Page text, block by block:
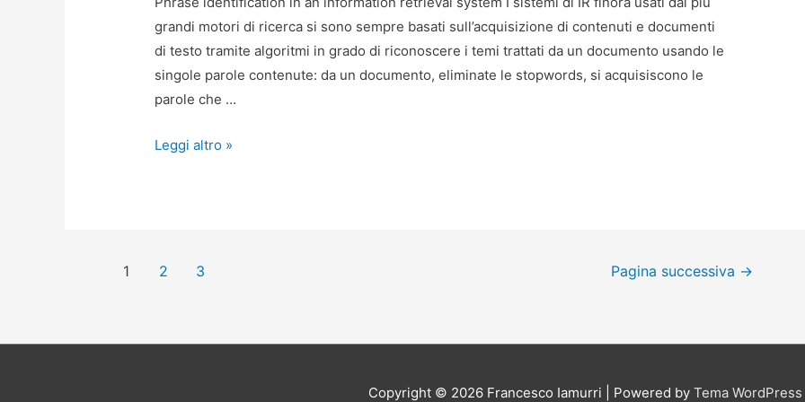
grandi motori di ricerca si sono sempre basati sull’acquisizione di contenuti e documenti
di testo tramite algoritmi in grado di riconoscere i temi trattati da un documento usando le
singole parole contenute: da un documento, eliminate le stopwords, si acquisiscono le
parole che …
Google
Leggi altro »
Navigazione
1 2 3 Pagina successiva →
Copyright © 2026 Francesco Iamurri | Powered by Tema